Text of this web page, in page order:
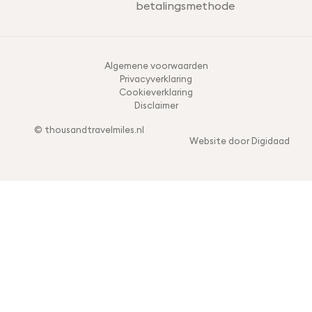
© thousandtravelmiles.nl
Algemene voorwaarden
Privacyverklaring
Cookieverklaring
Disclaimer
Website door Digidaad